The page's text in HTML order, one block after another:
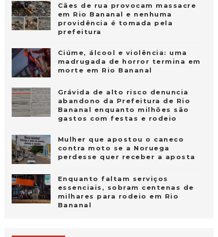
Cães de rua provocam massacre
em Rio Bananal e nenhuma
providência é tomada pela
prefeitura
Ciúme, álcool e violência: uma
madrugada de horror termina em
morte em Rio Bananal
Grávida de alto risco denuncia
abandono da Prefeitura de Rio
Bananal enquanto milhões são
gastos com festas e rodeio
Mulher que apostou o caneco
contra moto se a Noruega
perdesse quer receber a aposta
Enquanto faltam serviços
essenciais, sobram centenas de
milhares para rodeio em Rio
Bananal